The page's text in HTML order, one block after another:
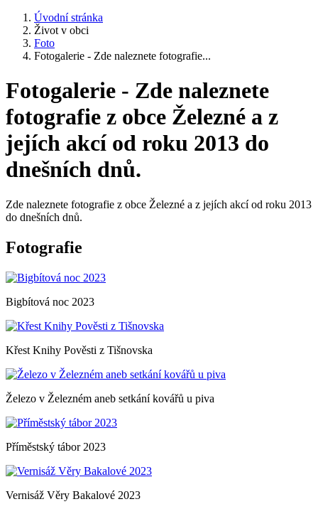
Úvodní stránka
Život v obci
Foto
Fotogalerie - Zde naleznete fotografie...
Fotogalerie - Zde naleznete
fotografie z obce Železné a z
jejích akcí od roku 2013 do
dnešních dnů.
Zde naleznete fotografie z obce Železné a z jejích akcí od roku 2013
do dnešních dnů.
Fotografie
Bigbítová noc 2023
Křest Knihy Pověsti z Tišnovska
Železo v Železném aneb setkání kovářů u piva
Příměstský tábor 2023
Vernisáž Věry Bakalové 2023